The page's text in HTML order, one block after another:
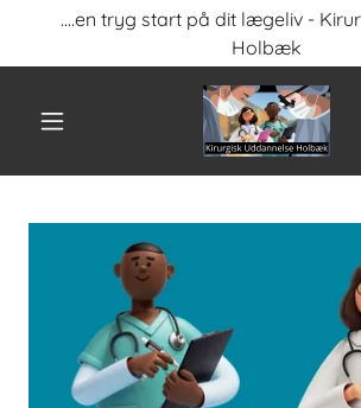
....en tryg start på dit lægeliv -
Holbæk